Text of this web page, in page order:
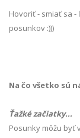
Hovoriť - smiať sa
posunkov :)))
Na čo všetko sú
Ťažké začiatky...
Posunky môžu byť